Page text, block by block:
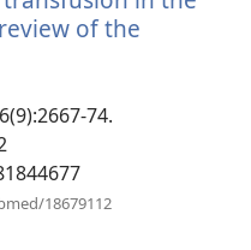
of the
74.
18679112